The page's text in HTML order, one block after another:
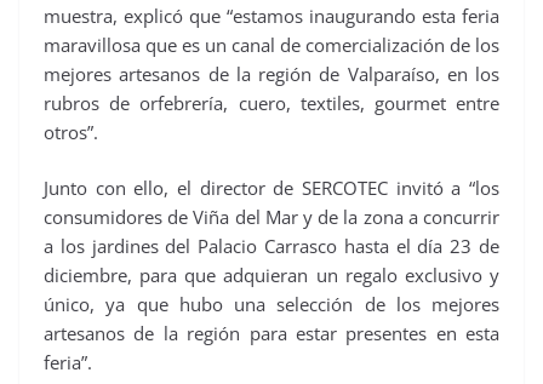
muestra, explicó que “estamos inaugurando esta feria
maravillosa que es un canal de comercialización de los
mejores artesanos de la región de Valparaíso, en los
rubros de orfebrería, cuero, textiles, gourmet entre
otros”.
Junto con ello, el director de SERCOTEC invitó a “los
consumidores de Viña del Mar y de la zona a concurrir
a los jardines del Palacio Carrasco hasta el día 23 de
diciembre, para que adquieran un regalo exclusivo y
único, ya que hubo una selección de los mejores
artesanos de la región para estar presentes en esta
feria”.